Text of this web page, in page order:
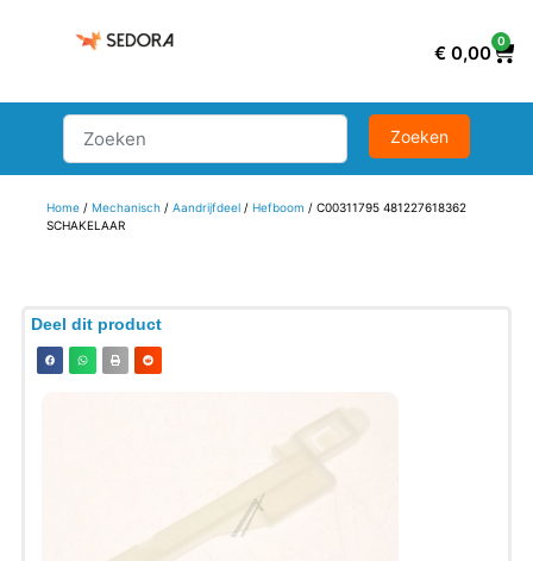
€ 0,00
0
Home/ Mechanisch/ Aandrijfdeel/ Hefboom / C00311795 481227618362
SCHAKELAAR
Deel dit product